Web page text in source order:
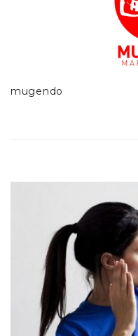
mugendo